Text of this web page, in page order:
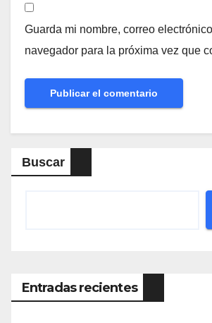
Guarda mi nombre, correo
navegador para la próxima vez que
Buscar
Entradas recientes